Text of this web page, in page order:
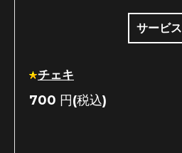
サービス
チェキ
700 円(税込)